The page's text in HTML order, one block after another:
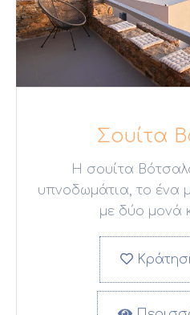
Σουίτα
Η σουίτα
υπνοδωμάτια, το ένα
με δύο μονά